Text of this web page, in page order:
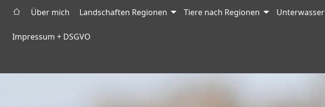
Über mich Landschaften Regionen Tiere nach Regionen Unterwasser
Impressum + DSGVO